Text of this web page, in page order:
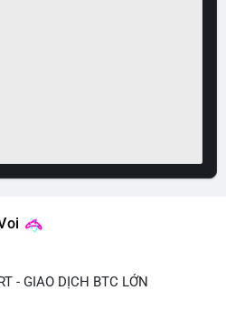
- GIAO DỊCH BTC LỚN